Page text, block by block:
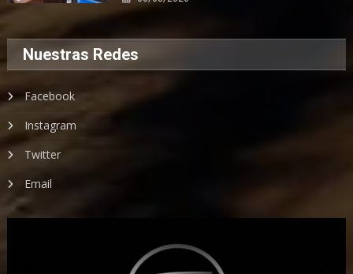
Nuestras Redes
Facebook
Instagram
Twitter
Email